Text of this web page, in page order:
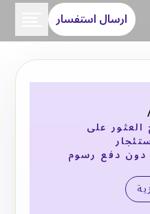
ارسال استفسار
على
دون دفع رسوم